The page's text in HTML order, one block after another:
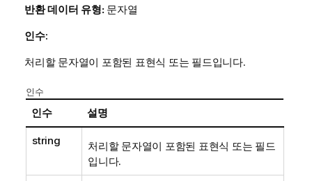
반환 데이터 유형: 문자열
인수:
처리할 문자열이 포함된 표현식 또는 필드입니다.
인수
인수 설명
string
처리할 문자열이 포함된 표현식 또는 필드
입니다.